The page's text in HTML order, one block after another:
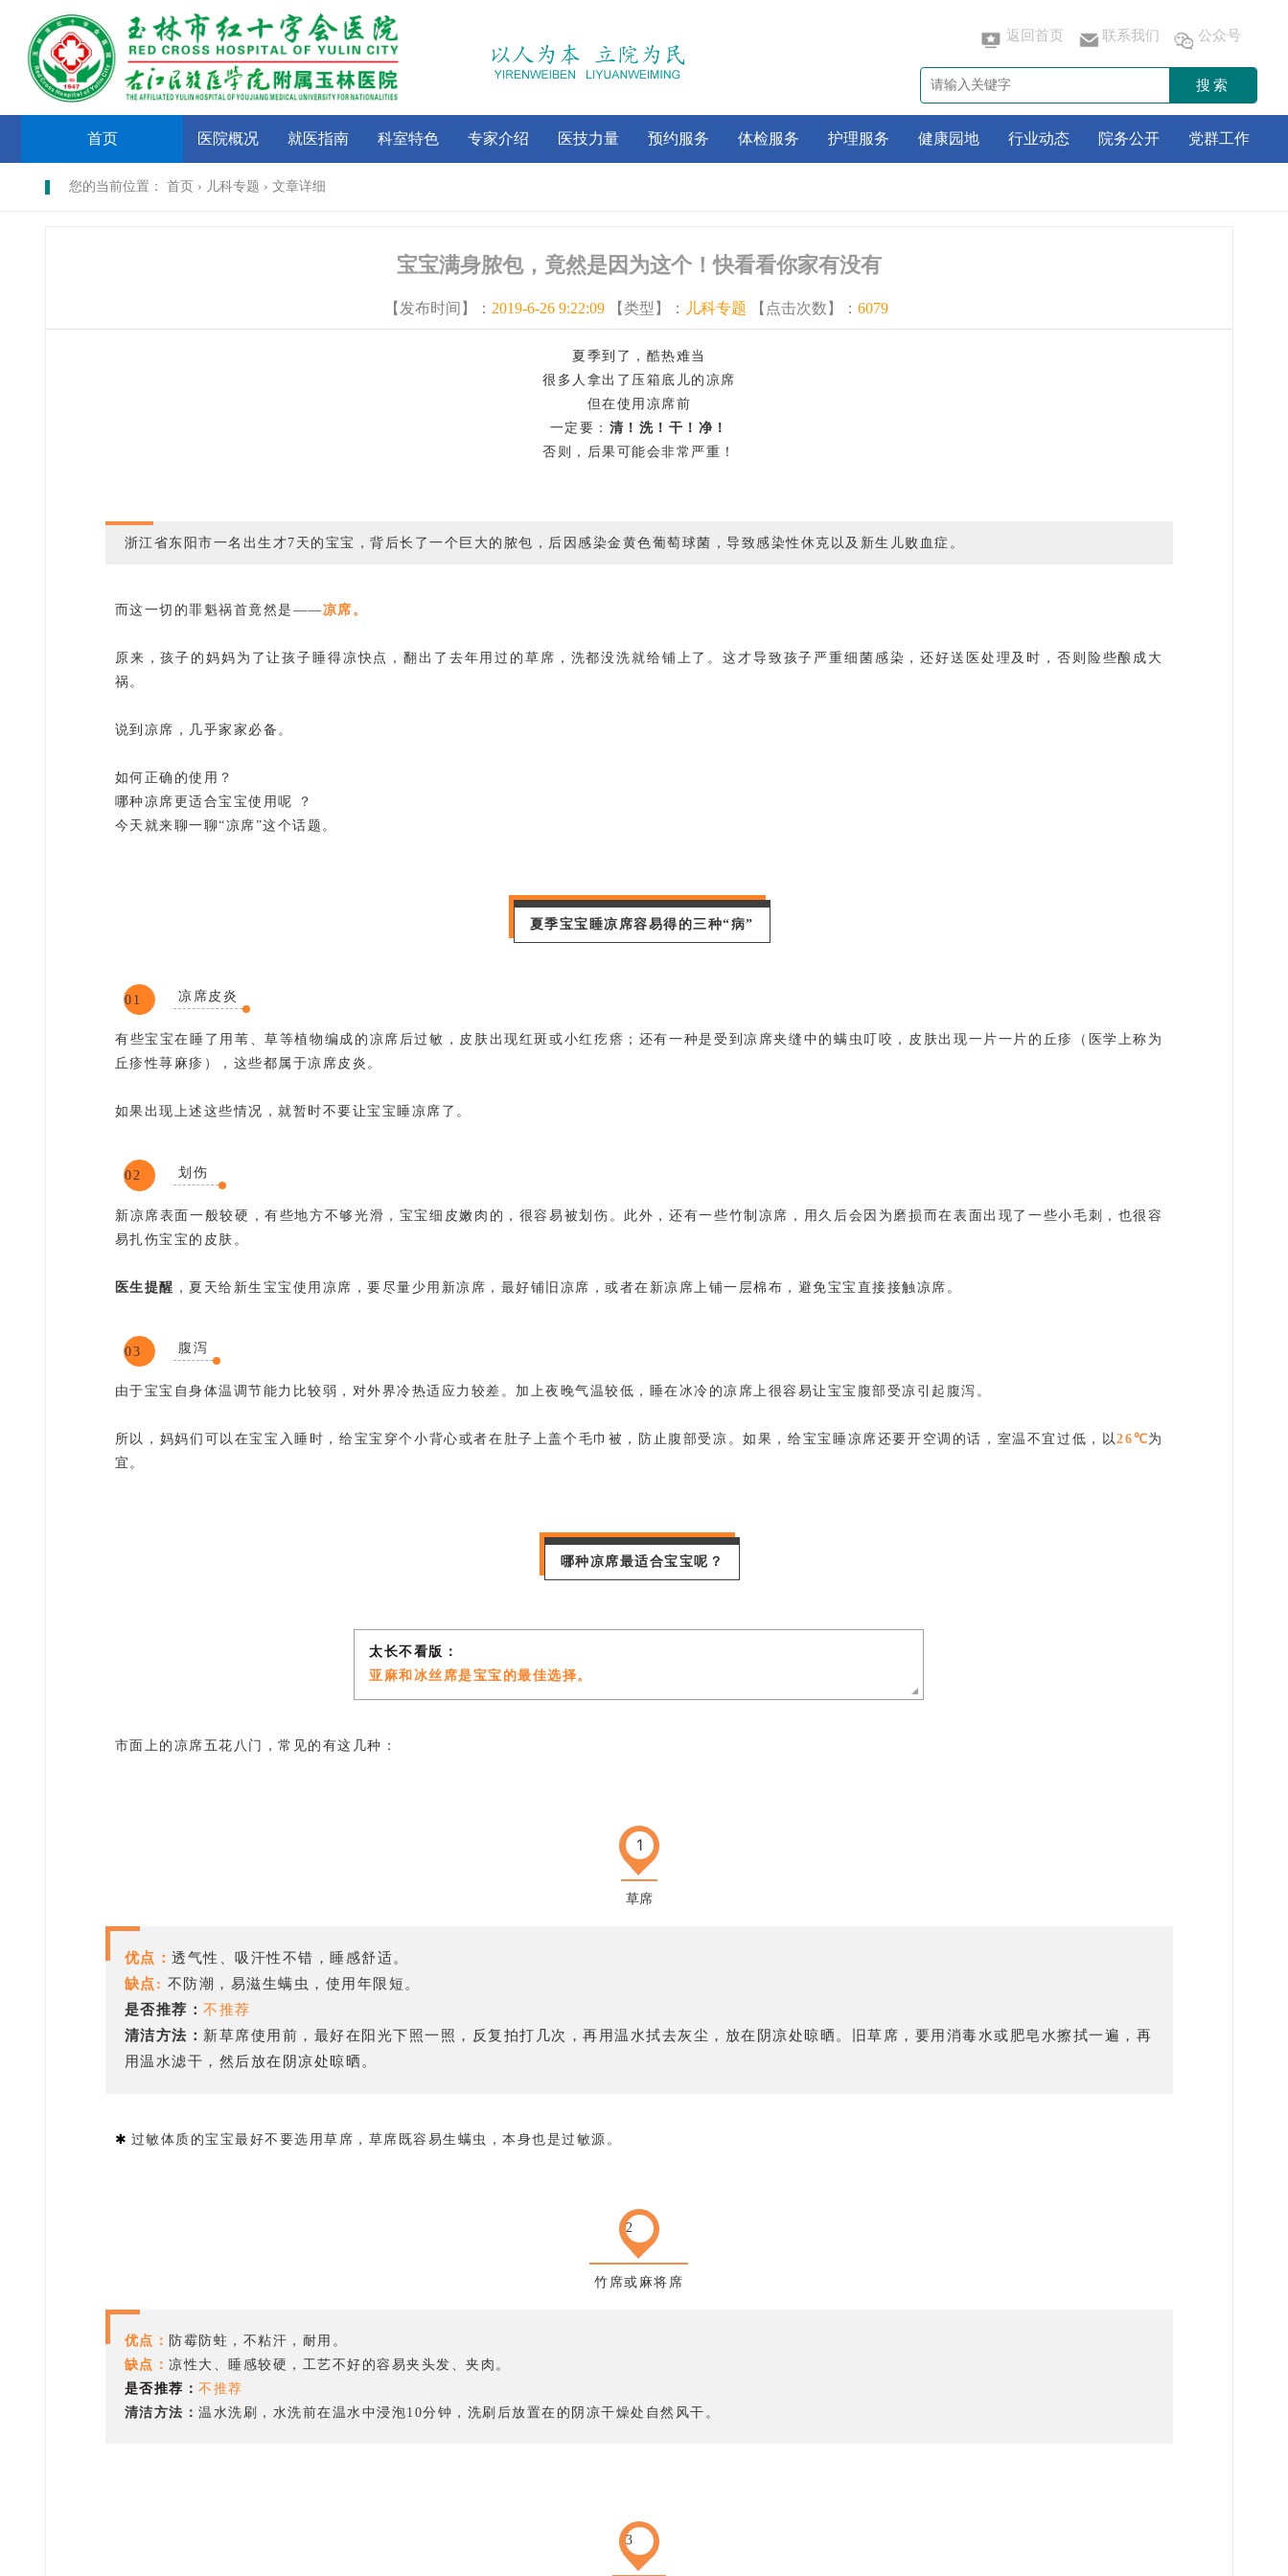
返回首页 联系我们 公众号
搜索
首页 医院概况 就医指南 科室特色 专家介绍 医技力量 预约服务 体检服务 护理服务 健康园地 行业动态 院务公开 党群工作
您的当前位置： 首页 › 儿科专题 › 文章详细
宝宝满身脓包，竟然是因为这个！快看看你家有没有
【发布时间】： 2019-6-26 9:22:09 【类型】： 儿科专题 【点击次数】：6079
夏季到了，酷热难当
很多人拿出了压箱底儿的凉席
但在使用凉席前
一定要： 清！洗！干！净！
否则，后果可能会非常严重！
浙江省东阳市一名出生才7天的宝宝，背后长了一个巨大的脓包，后因感染金黄色葡萄球菌，导致感染性休克以及新生儿败血症。
而这一切的罪魁祸首竟然是——凉席。
原来，孩子的妈妈为了让孩子睡得凉快点，翻出了去年用过的草席，洗都没洗就给铺上了。这才导致孩子严重细菌感染，还好送医处理及时，否则险些酿成大
祸。
说到凉席，几乎家家必备。
如何正确的使用？
哪种凉席更适合宝宝使用呢 ？
今天就来聊一聊“凉席”这个话题。
夏季宝宝睡凉席容易得的三种“病”
01 凉席皮炎
有些宝宝在睡了用苇、草等植物编成的凉席后过敏，皮肤出现红斑或小红疙瘩；还有一种是受到凉席夹缝中的螨虫叮咬，皮肤出现一片一片的丘疹（医学上称为
丘疹性荨麻疹），这些都属于凉席皮炎。
如果出现上述这些情况，就暂时不要让宝宝睡凉席了。
02 划伤
新凉席表面一般较硬，有些地方不够光滑，宝宝细皮嫩肉的，很容易被划伤。此外，还有一些竹制凉席，用久后会因为磨损而在表面出现了一些小毛刺，也很容
易扎伤宝宝的皮肤。
医生提醒 ，夏天给新生宝宝使用凉席，要尽量少用新凉席，最好铺旧凉席，或者在新凉席上铺一层棉布，避免宝宝直接接触凉席。
03 腹泻
由于宝宝自身体温调节能力比较弱，对外界冷热适应力较差。加上夜晚气温较低，睡在冰冷的凉席上很容易让宝宝腹部受凉引起腹泻。
所以，妈妈们可以在宝宝入睡时，给宝宝穿个小背心或者在肚子上盖个毛巾被，防止腹部受凉。如果，给宝宝睡凉席还要开空调的话，室温不宜过低，以26℃为
宜。
哪种凉席最适合宝宝呢？
太长不看版：
亚麻和冰丝席是宝宝的最佳选择。
市面上的凉席五花八门，常见的有这几种：
1
草席
优点：透气性、吸汗性不错，睡感舒适。
缺点: 不防潮，易滋生螨虫，使用年限短。
是否推荐：不推荐
清洁方法： 新草席使用前，最好在阳光下照一照，反复拍打几次，再用温水拭去灰尘，放在阴凉处晾晒。旧草席，要用消毒水或肥皂水擦拭一遍，再
用温水滤干，然后放在阴凉处晾晒。
✱ 过敏体质的宝宝最好不要选用草席，草席既容易生螨虫，本身也是过敏源。
2
竹席或麻将席
优点： 防霉防蛀，不粘汗，耐用。
缺点：凉性大、睡感较硬，工艺不好的容易夹头发、夹肉。
是否推荐：不推荐
清洁方法：温水洗刷，水洗前在温水中浸泡10分钟，洗刷后放置在的阴凉干燥处自然风干。
3